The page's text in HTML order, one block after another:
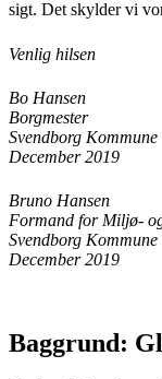
sigt. Det skylder vi
Venlig hilsen
Bo Hansen
Borgmester
Svendborg Kommune
December 2019
Bruno Hansen
Formand for Miljø-
Svendborg Kommune
December 2019
Baggrund: